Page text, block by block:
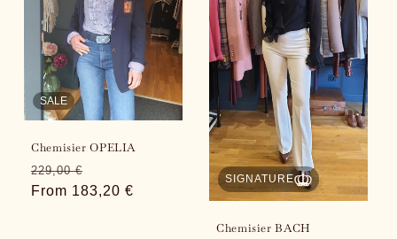
SALE
Chemisier OPELIA
Regular
price
229,00 €
price
From 183,20 €
SIGNATURE
Chemisier BACH